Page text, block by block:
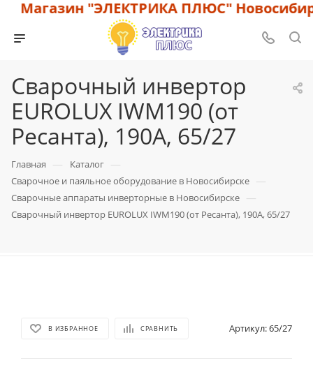
Магазин "ЭЛЕКТРИКА ПЛЮС"
Сварочный инвертор
EUROLUX IWM190 (от
Ресанта), 190А, 65/27
Главная — Каталог —
Сварочное и паяльное оборудование в Новосибирске —
Сварочные аппараты инверторные в Новосибирске —
Сварочный инвертор EUROLUX IWM190 (от Ресанта), 190А, 65/27
В ИЗБРАННОЕ СРАВНИТЬ Артикул:65/27